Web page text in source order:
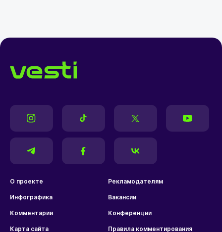
О проекте Рекламодателям
Инфографика Вакансии
Комментарии Конференции
Карта сайта Правила комментирования